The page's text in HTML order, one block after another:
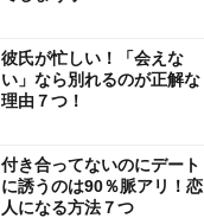
彼氏が忙しい！「会えな
い」なら別れるのが正解な
理由７つ！
付き合ってないのにデート
に誘うのは90％脈アリ！恋
人になる方法７つ